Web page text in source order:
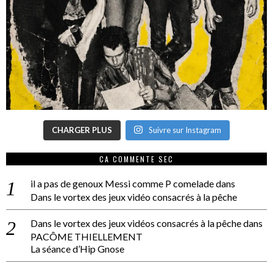
CHARGER PLUS Suivre sur Instagram
CA COMMENTE SEC
il a pas de genoux Messi comme P comeladedans
Dans le vortex des jeux vidéo consacrés à la pêche
Dans le vortex des jeux vidéos consacrés à la pêchedans
PACÔME THIELLEMENT
La séance d’Hip Gnose